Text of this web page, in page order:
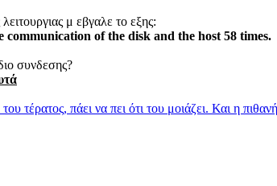
μ εβγαλε το εξης:
communication of the disk and the host 58 times.
συνδεσης?
τέρατος, πάει να πει ότι του μοιάζει. Και η